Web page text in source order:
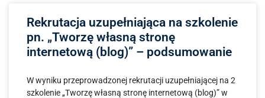
Rekrutacja uzupełniająca na szkolenie
pn. „Tworzę własną stronę
internetową (blog)” – podsumowanie
W wyniku przeprowadzonej rekrutacji uzupełniającej na 2
szkolenie „Tworzę własną stronę internetową (blog)” w